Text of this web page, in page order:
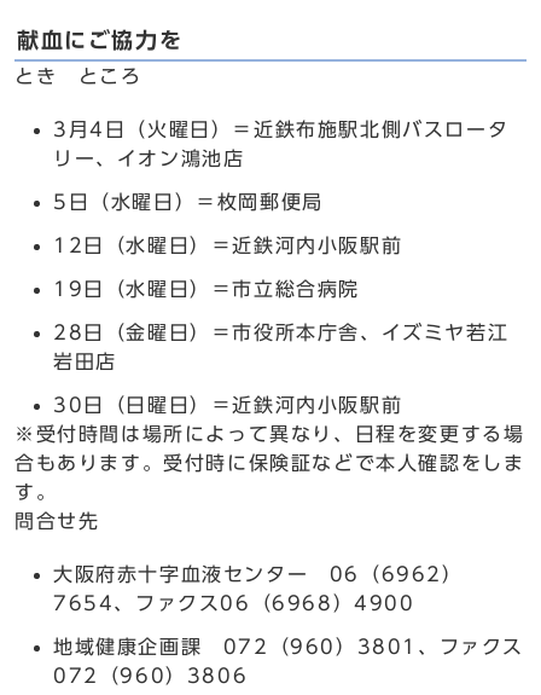
献血にご協力を
とき ところ
3月4日（火曜日）＝近鉄布施駅北側バスロータ
リー、イオン鴻池店
5日（水曜日）＝枚岡郵便局
12日（水曜日）＝近鉄河内小阪駅前
19日（水曜日）＝市立総合病院
28日（金曜日）＝市役所本庁舎、イズミヤ若江
岩田店
30日（日曜日）＝近鉄河内小阪駅前
※受付時間は場所によって異なり、日程を変更する場
合もあります。受付時に保険証などで本人確認をしま
す。
問合せ先
大阪府赤十字血液センター 06（6962）
7654、ファクス06（6968）4900
地域健康企画課 072（960）3801、ファクス
072（960）3806